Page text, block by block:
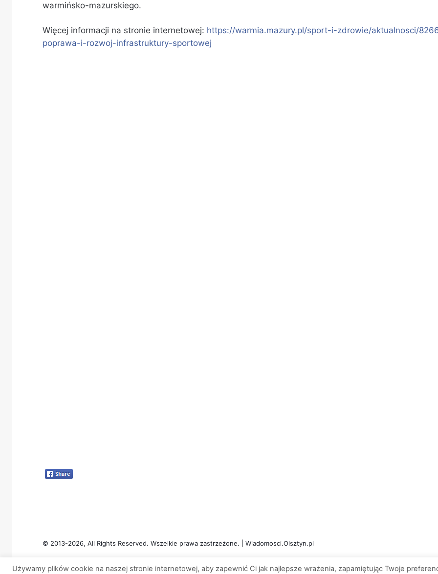
warmińsko-mazurskiego.
Więcej informacji na stronie internetowej: https://warmia.mazury.pl/sport-i-zdrowie/aktualnosci/
poprawa-i-rozwoj-infrastruktury-sportowej
© 2013-2026, All Rights Reserved. Wszelkie prawa zastrzeżone. | Wiadomosci.Olsztyn.pl
Używamy plików cookie na naszej stronie internetowej, aby zapewnić Ci jak najlepsze wrażenia, zapamiętując Twoje